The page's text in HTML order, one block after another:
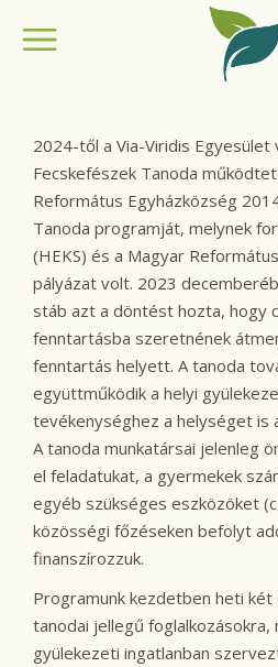
2024-től a Via-Viridis
Fecskefészek Tanoda
Református Egyházközség
Tanoda programját, melynek
(HEKS) és a Magyar
pályázat volt. 2023
stáb azt a döntést hozta, hogy
fenntartásba szeretnének
fenntartás helyett. A tanoda
együttműködik a helyi
tevékenységhez a helységet is
A tanoda munkatársai jelenleg
el feladatukat, a gyermekek
egyéb szükséges eszközöket
közösségi főzéseken befolyt
finanszírozzuk.
Programunk kezdetben heti
tanodai jellegű
gyülekezeti ingatlanban